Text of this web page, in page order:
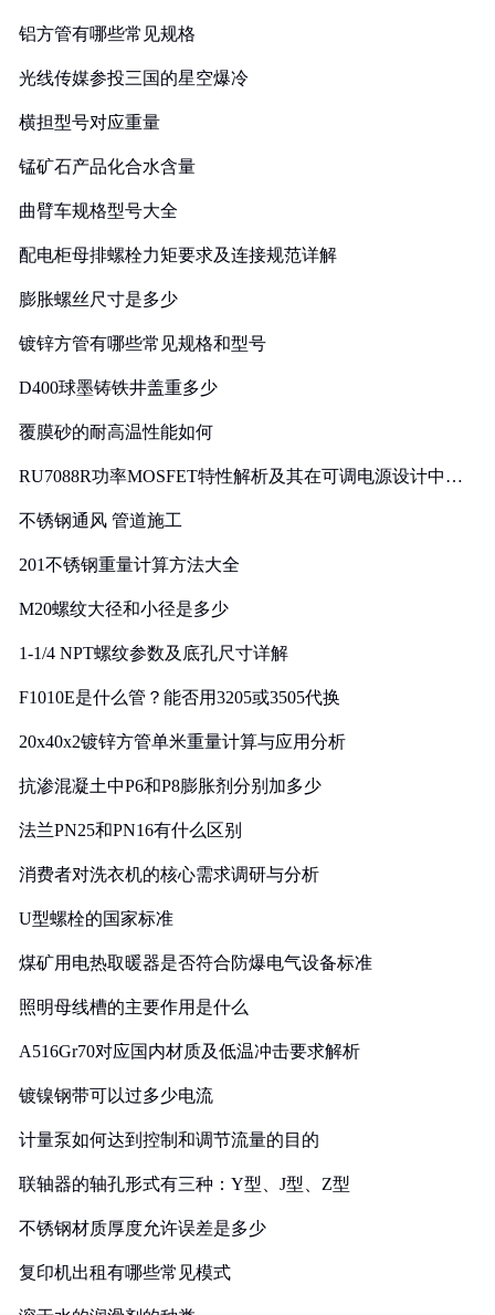
铝方管有哪些常见规格
光线传媒参投三国的星空爆冷
横担型号对应重量
锰矿石产品化合水含量
曲臂车规格型号大全
配电柜母排螺栓力矩要求及连接规范详解
膨胀螺丝尺寸是多少
镀锌方管有哪些常见规格和型号
D400球墨铸铁井盖重多少
覆膜砂的耐高温性能如何
RU7088R功率MOSFET特性解析及其在可调电源设计中的
不锈钢通风 管道施工
201不锈钢重量计算方法大全
M20螺纹大径和小径是多少
1-1/4 NPT螺纹参数及底孔尺寸详解
F1010E是什么管？能否用3205或3505代换
20x40x2镀锌方管单米重量计算与应用分析
抗渗混凝土中P6和P8膨胀剂分别加多少
法兰PN25和PN16有什么区别
消费者对洗衣机的核心需求调研与分析
U型螺栓的国家标准
煤矿用电热取暖器是否符合防爆电气设备标准
照明母线槽的主要作用是什么
A516Gr70对应国内材质及低温冲击要求解析
镀镍钢带可以过多少电流
计量泵如何达到控制和调节流量的目的
联轴器的轴孔形式有三种：Y型、J型、Z型
不锈钢材质厚度允许误差是多少
复印机出租有哪些常见模式